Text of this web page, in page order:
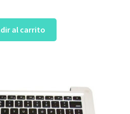
al carrito